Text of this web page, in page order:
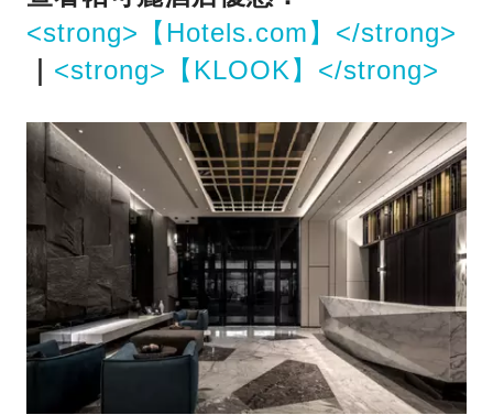
<strong>【Hotels.com】</strong>
<strong>【KLOOK】</strong>